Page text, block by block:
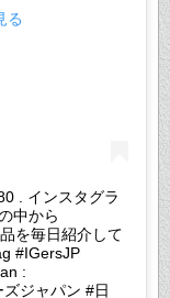
る
. インスタグラ
中から
を毎日紹介して
#IGersJP
:
ジャパン #日